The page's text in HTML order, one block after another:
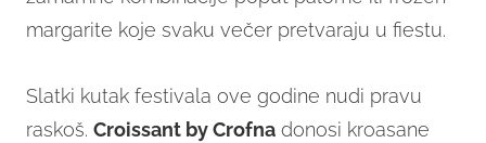
margarite koje svaku večer pretvaraju u fiestu.
Slatki kutak festivala ove godine nudi pravu
raskoš. Croissant by Crofna donosi kroasane